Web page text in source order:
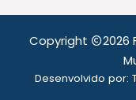
Copyright
2026
Desenvolvido por: